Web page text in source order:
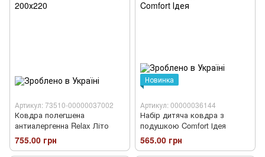
Артикул: 73510-00000037002
Ковдра полегшена
антиалергенна Relax Літо
755.00 грн
Новинка
Артикул: 00000036144
Набір дитяча ковдра з
подушкою Comfort Ідея
565.00 грн